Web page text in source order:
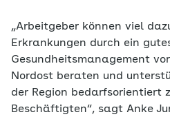
„Arbeitgeber können viel
Erkrankungen durch ein
Gesundheitsmanagement
Nordost beraten und
der Region bedarfsorientiert
Beschäftigten“, sagt Anke